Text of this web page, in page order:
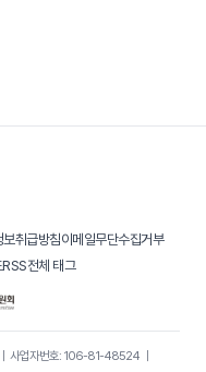
보취급방침이메일무단수집거부
RSS전체 태그
사업자번호: 106-81-48524｜